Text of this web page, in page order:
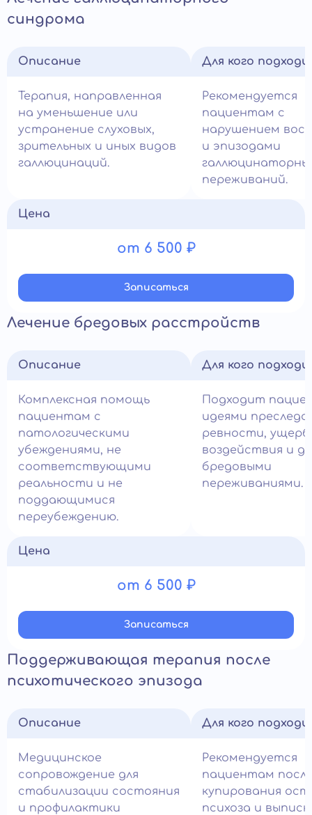
синдрома
Описание
Терапия, направленная
на уменьшение или
устранение слуховых,
зрительных и иных видов
галлюцинаций.
Для кого
Рекомендуется
пациентам с
нарушением
и эпизодами
переживаний.
Цена
от 6 500 ₽
Записатьcя
Лечение бредовых расстройств
Описание
Комплексная помощь
пациентам с
патологическими
убеждениями, не
соответствующими
реальности и не
поддающимися
переубеждению.
Для кого
Подходит
идеями
ревности,
воздействия и
бредовыми
переживаниями.
Цена
от 6 500 ₽
Записатьcя
Поддерживающая терапия после
психотического эпизода
Описание
Медицинское
сопровождение для
стабилизации состояния
и профилактики
Для кого
Рекомендуется
пациентам
купирования
психоза и